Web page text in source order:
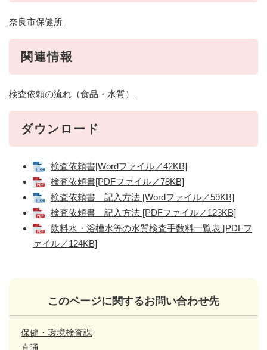
奈良市保健所
関連情報
検査依頼の流れ（食品・水質）
ダウンロード
検査依頼書[Wordファイル／42KB]
検査依頼書[PDFファイル／78KB]
検査依頼書 記入方法 [Wordファイル／59KB]
検査依頼書 記入方法 [PDFファイル／123KB]
飲料水・浴槽水等の水質検査手数料一覧表 [PDFフ
ァイル／124KB]
このページに関するお問い合わせ先
保健・環境検査課
直通